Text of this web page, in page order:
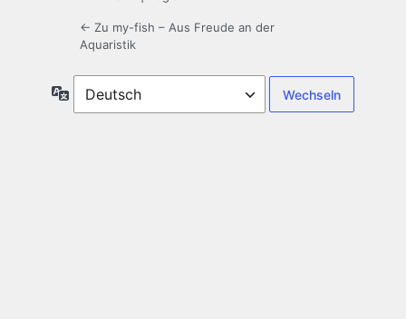
← Zu my-fish – Aus Freude an der
Aquaristik
Sprache